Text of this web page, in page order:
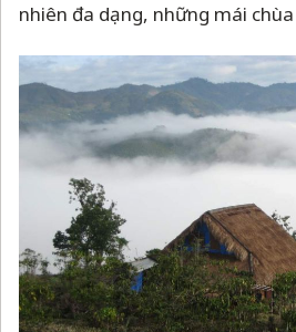
nhiên đa dạng, những mái